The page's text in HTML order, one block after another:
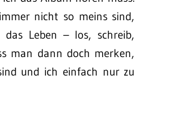
nicht so meins sind,
das Leben – los, schreib,
man dann doch merken,
und ich einfach nur zu